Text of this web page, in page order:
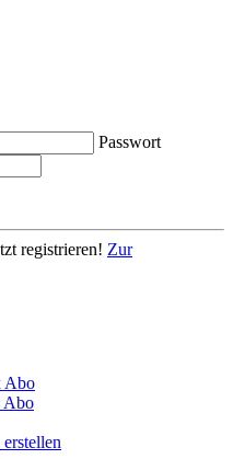
Passwort
registrieren! Zur
Abo
Abo